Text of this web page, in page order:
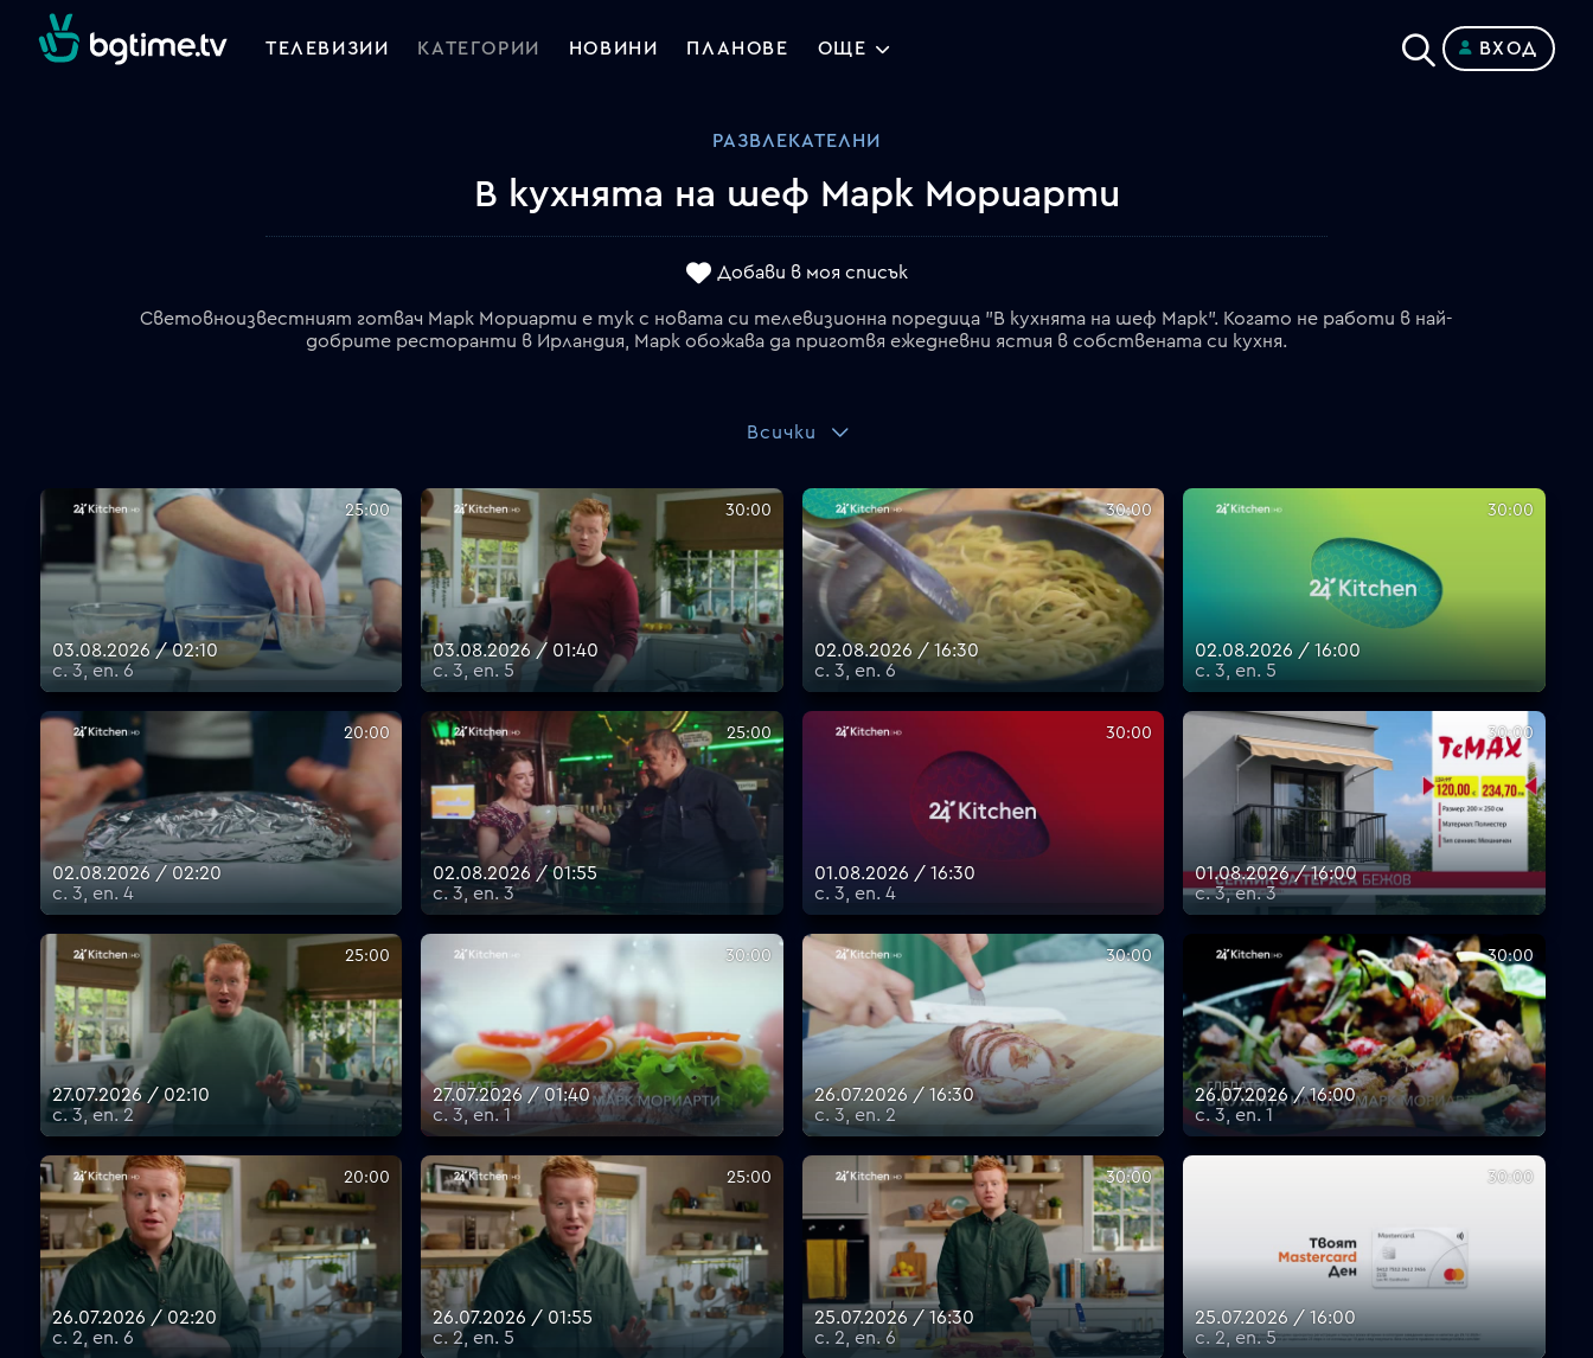
ТЕЛЕВИЗИИ КАТЕГОРИИ НОВИНИ ПЛАНОВЕ ОЩЕ ВХОД
РАЗВЛЕКАТЕЛНИ
В кухнята на шеф Марк Мориарти
Добави в моя списък
Световноизвестният готвач Марк Мориарти е тук с новата си телевизионна поредица "В кухнята на шеф Марк". Когато не работи в най-
добрите ресторанти в Ирландия, Марк обожава да приготвя ежедневни ястия в собствената си кухня.
Всички
25:00
03.08.2026 / 02:10
с. 3, еп. 6
30:00
03.08.2026 / 01:40
с. 3, еп. 5
30:00
02.08.2026 / 16:30
с. 3, еп. 6
30:00
02.08.2026 / 16:00
с. 3, еп. 5
20:00
02.08.2026 / 02:20
с. 3, еп. 4
25:00
02.08.2026 / 01:55
с. 3, еп. 3
30:00
01.08.2026 / 16:30
с. 3, еп. 4
30:00
01.08.2026 / 16:00
с. 3, еп. 3
25:00
27.07.2026 / 02:10
с. 3, еп. 2
30:00
27.07.2026 / 01:40
с. 3, еп. 1
30:00
26.07.2026 / 16:30
с. 3, еп. 2
30:00
26.07.2026 / 16:00
с. 3, еп. 1
20:00
26.07.2026 / 02:20
с. 2, еп. 6
25:00
26.07.2026 / 01:55
с. 2, еп. 5
30:00
25.07.2026 / 16:30
с. 2, еп. 6
30:00
25.07.2026 / 16:00
с. 2, еп. 5